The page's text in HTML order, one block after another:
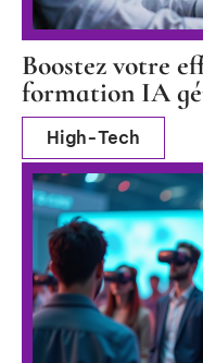
Boostez votre
formation IA
High-Tech